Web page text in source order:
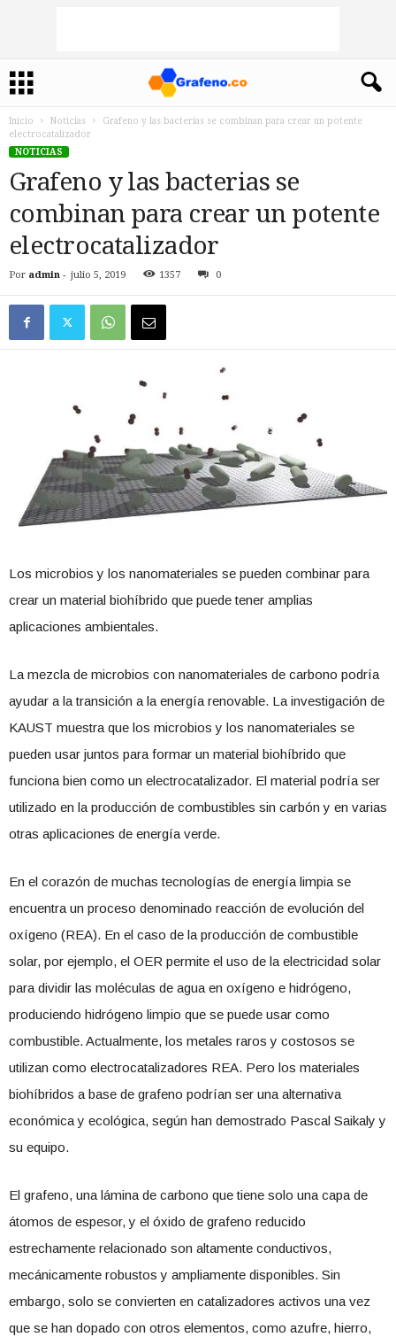
Inicio Noticias
Grafeno y las bacterias se combinan para crear un potente
electrocatalizador
NOTICIAS
Grafeno y las bacterias se
combinan para crear un potente
electrocatalizador
Por admin - julio 5, 2019 1357 0
Los microbios y los nanomateriales se pueden combinar para
crear un material biohíbrido que puede tener amplias
aplicaciones ambientales.
La mezcla de microbios con nanomateriales de carbono podría
ayudar a la transición a la energía renovable. La investigación de
KAUST muestra que los microbios y los nanomateriales se
pueden usar juntos para formar un material biohíbrido que
funciona bien como un electrocatalizador. El material podría ser
utilizado en la producción de combustibles sin carbón y en varias
otras aplicaciones de energía verde.
En el corazón de muchas tecnologías de energía limpia se
encuentra un proceso denominado reacción de evolución del
oxígeno (REA). En el caso de la producción de combustible
solar, por ejemplo, el OER permite el uso de la electricidad solar
para dividir las moléculas de agua en oxígeno e hidrógeno,
produciendo hidrógeno limpio que se puede usar como
combustible. Actualmente, los metales raros y costosos se
utilizan como electrocatalizadores REA. Pero los materiales
biohíbridos a base de grafeno podrían ser una alternativa
económica y ecológica, según han demostrado Pascal Saikaly y
su equipo.
El grafeno, una lámina de carbono que tiene solo una capa de
átomos de espesor, y el óxido de grafeno reducido
estrechamente relacionado son altamente conductivos,
mecánicamente robustos y ampliamente disponibles. Sin
embargo, solo se convierten en catalizadores activos una vez
que se han dopado con otros elementos, como azufre, hierro,